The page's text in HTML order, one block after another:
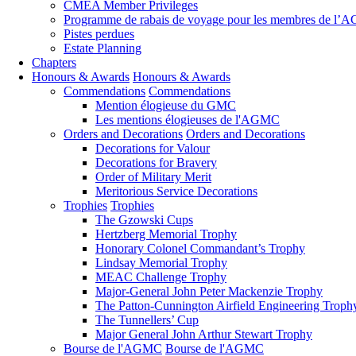
CMEA Member Privileges
Programme de rabais de voyage pour les membres de
Pistes perdues
Estate Planning
Chapters
Honours & Awards Honours & Awards
Commendations Commendations
Mention élogieuse du GMC
Les mentions élogieuses de l'AGMC
Orders and Decorations Orders and Decorations
Decorations for Valour
Decorations for Bravery
Order of Military Merit
Meritorious Service Decorations
Trophies Trophies
The Gzowski Cups
Hertzberg Memorial Trophy
Honorary Colonel Commandant’s Trophy
Lindsay Memorial Trophy
MEAC Challenge Trophy
Major-General John Peter Mackenzie Trophy
The Patton-Cunnington Airfield Engineering
The Tunnellers’ Cup
Major General John Arthur Stewart Trophy
Bourse de l'AGMC Bourse de l'AGMC